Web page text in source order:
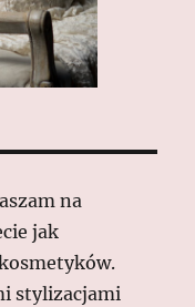
na
jak
stylizacjami